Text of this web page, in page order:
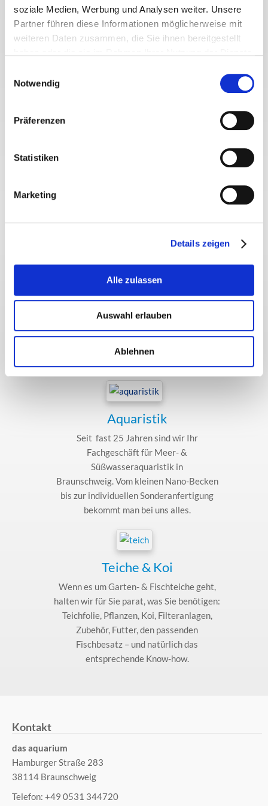
soziale Medien, Werbung und Analysen weiter. Unsere
Partner führen diese Informationen möglicherweise mit
weiteren Daten zusammen, die Sie ihnen bereitgestellt
Notwendig
Präferenzen
Statistiken
Marketing
Details zeigen
Alle zulassen
Auswahl erlauben
Ablehnen
Über uns
der Aquaristik. Ob Meer- oder Süßwasser,
bei uns finden Sie alles – Zierfische aus
aller Welt, die passenden Aquarien,
vielfältiges Zubehör und natürlich die
Aquaristik
Seit fast 25 Jahren sind wir Ihr
Fachgeschäft für Meer- &
Süßwasseraquaristik in
Braunschweig. Vom kleinen Nano-Becken
bis zur individuellen Sonderanfertigung
bekommt man bei uns alles.
Teiche & Koi
Wenn es um Garten- & Fischteiche geht,
halten wir für Sie parat, was Sie benötigen:
Teichfolie, Pflanzen, Koi, Filteranlagen,
Zubehör, Futter, den passenden
Fischbesatz – und natürlich das
entsprechende Know-how.
Kontakt
das aquarium
Hamburger Straße 283
38114 Braunschweig
Telefon: +49 0531 344720